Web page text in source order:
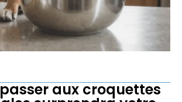
aux croquettes